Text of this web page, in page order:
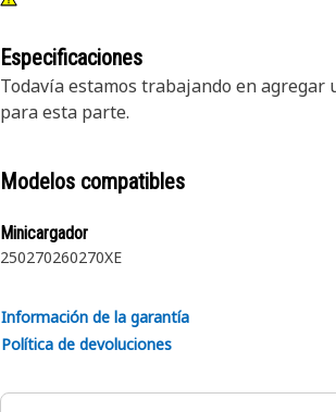
Especificaciones
Todavía estamos trabajando en agregar
para esta parte.
Modelos compatibles
Minicargador
250270260270XE
Información de la garantía
Política de devoluciones